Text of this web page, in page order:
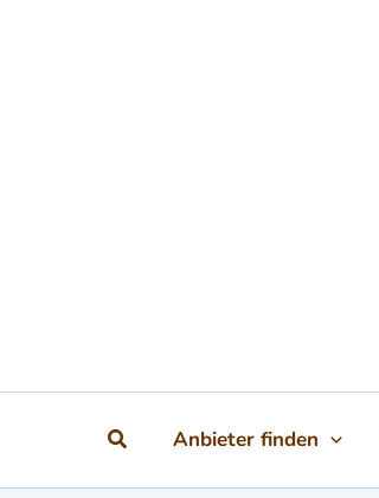
SuchenAnbieter finden